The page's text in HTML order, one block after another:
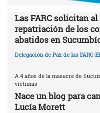
Las FARC solicitan
repatriación de los
abatidos en
Delegación de Paz de las FARC-
A 4 años de la masacre de
víctimas
Nace un blog para
Lucía Morett